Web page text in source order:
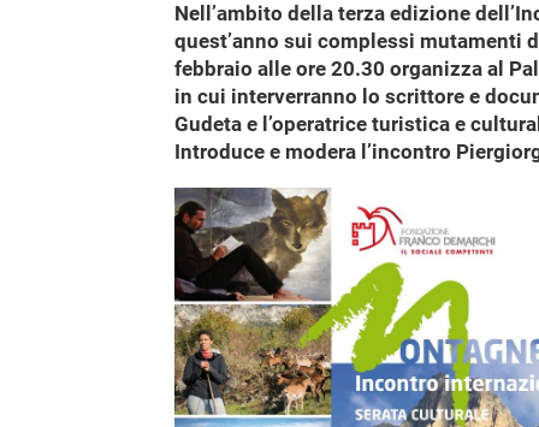
Nell’ambito della terza edizione
quest’anno sui complessi mutamenti
febbraio alle ore 20.30 organizza al
in cui interverranno lo scrittore e
Gudeta e l’operatrice turistica e
Introduce e modera l’incontro